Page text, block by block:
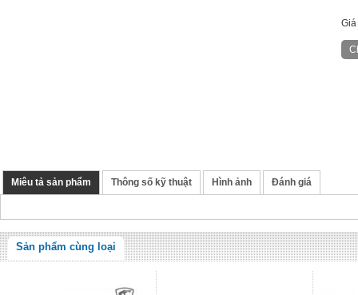
Miêu tả sản phẩm Thông số kỹ thuật Hình ảnh Đánh giá
Sản phẩm cùng loại